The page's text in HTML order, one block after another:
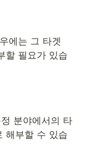
에는 그 타겟
할 필요가 있습
분야에서의 타
해부할 수 있습